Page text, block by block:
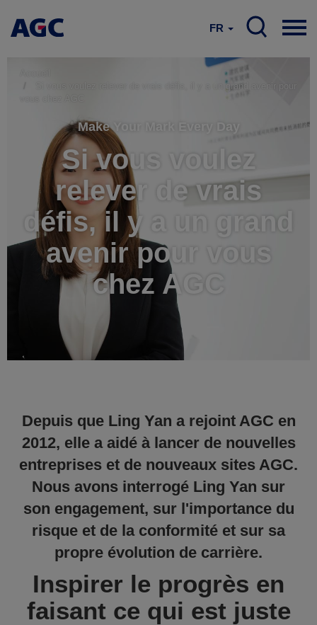
FR
Si vous voulez relever de vrais défis, il y a un grand avenir pour
Make Your Mark Every Day
Si vous voulez
relever de vrais
défis, il y a un grand
avenir pour vous
chez AGC
Depuis que Ling Yan a rejoint AGC en
2012, elle a aidé à lancer de nouvelles
entreprises et de nouveaux sites AGC.
Nous avons interrogé Ling Yan sur
son engagement, sur l'importance du
risque et de la conformité et sur sa
propre évolution de carrière.
Inspirer le progrès en
faisant ce qui est juste